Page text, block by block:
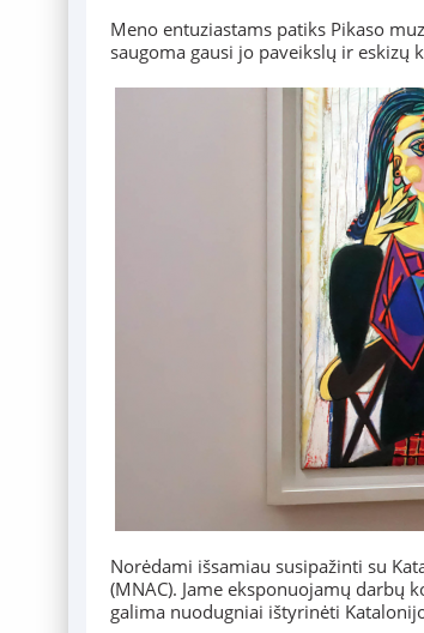
Meno entuziastams patiks Pikaso
saugoma gausi jo paveikslų ir eskizų
Norėdami išsamiau susipažinti su
(MNAC). Jame eksponuojamų darbų
galima nuodugniai ištyrinėti